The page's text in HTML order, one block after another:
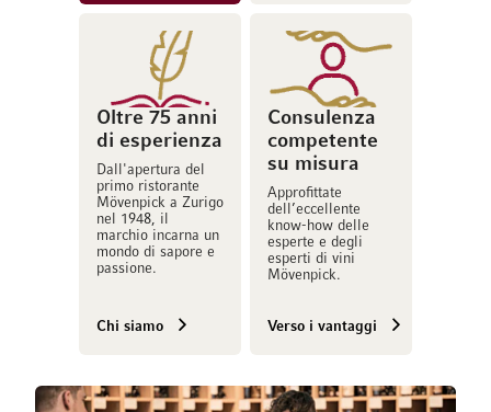
Oltre 75 anni
di esperienza
Dall'apertura del
primo ristorante
Mövenpick a Zurigo
nel 1948, il
marchio incarna un
mondo di sapore e
passione.
Chi siamo
Consulenza
competente
su misura
Approfittate
dell’eccellente
know-how delle
esperte e degli
esperti di vini
Mövenpick.
Verso i vantaggi